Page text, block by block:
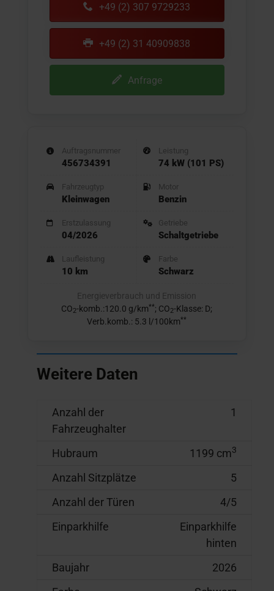
+49 (2) 307 9729233
+49 (2) 31 40909838
Anfrage
Auftragsnummer
456734391
Fahrzeugtyp
Kleinwagen
Erstzulassung
04/2026
Laufleistung
10 km
Leistung
74 kW (101 PS)
Motor
Benzin
Getriebe
Schaltgetriebe
Farbe
Schwarz
Energieverbrauch und Emission
CO2-komb.:120.0 g/km**; CO2-Klasse: D;
Verb.komb.: 5.3 l/100km**
Weitere Daten
Anzahl der
Fahrzeughalter
1
Hubraum 1199 cm3
Anzahl Sitzplätze
5
Anzahl der Türen
4/5
Einparkhilfe
Einparkhilfe
hinten
Baujahr
2026